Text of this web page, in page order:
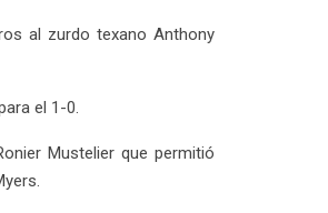
al zurdo texano Anthony
el 1-0.
Mustelier que permitió